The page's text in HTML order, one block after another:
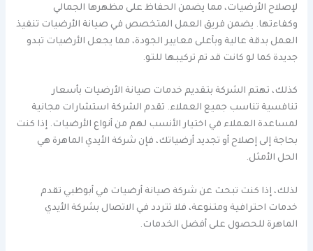
لإصلاح الأرضيات، مما يضمن الحفاظ على مظهرها الجمالي
وكفاءتها. يضمن فريق العمل المتخصص في صيانة الأرضيات تنفيذ
العمل بدقة عالية وبأعلى معايير الجودة، مما يجعل الأرضيات تبدو
جديدة كما لو كانت قد تم تركيبها للتو.
كذلك، تهتم الشركة بتقديم خدمات صيانة الأرضيات بأسعار
تنافسية تناسب جميع العملاء. تقدم الشركة استشارات مجانية
لمساعدة العملاء في اختيار الأنسب لهم من أنواع الأرضيات. إذا كنت
بحاجة إلى إصلاح أو تجديد أرضياتك، فإن شركة الأيدي الماهرة هي
الحل الأمثل.
لذلك، إذا كنت تبحث عن شركة صيانة أرضيات في أبوظبي تقدم
خدمات احترافية ومتنوعة، فلا تتردد في الاتصال بشركة الأيدي
الماهرة للحصول على أفضل الخدمات.